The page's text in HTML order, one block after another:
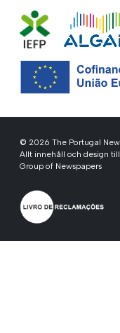
© 2026 The Portugal
Allt innehåll och design
Group of Newspapers